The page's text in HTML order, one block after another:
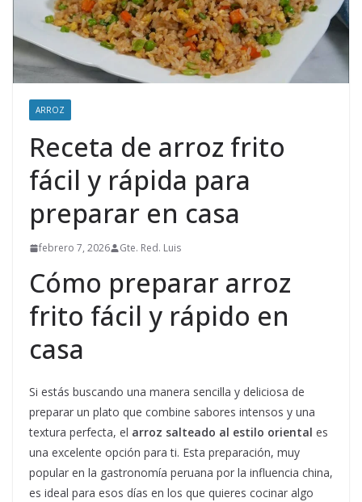
ARROZ
Receta de arroz frito
fácil y rápida para
preparar en casa
febrero 7, 2026 Gte. Red. Luis
Cómo preparar arroz
frito fácil y rápido en
casa
Si estás buscando una manera sencilla y deliciosa de
preparar un plato que combine sabores intensos y una
textura perfecta, el arroz salteado al estilo oriental es
una excelente opción para ti. Esta preparación, muy
popular en la gastronomía peruana por la influencia china,
es ideal para esos días en los que quieres cocinar algo